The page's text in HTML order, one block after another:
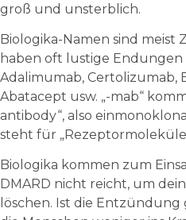
groß und unsterblich.
Biologika-Namen sind meist
haben oft lustige
Adalimumab, Certolizumab,
Abatacept usw. „-mab“
antibody“, also
steht für
Biologika kommen zum
DMARD nicht reicht, um
löschen. Ist die